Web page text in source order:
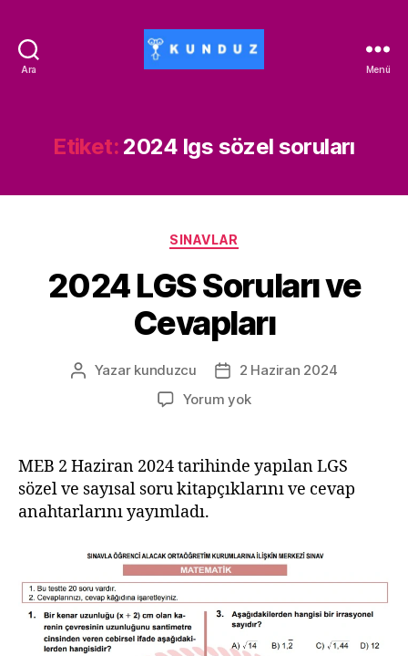
Ara
-
ALİSAN453T-
Menü
Etiket: 2024 lgs sözel soruları
Kategoriler
SINAVLAR
2024 LGS Soruları ve
Cevapları
Yazının
Yazar kunduzcu
Yazı
tarihi
2 Haziran 2024
Yorum yok2024
Cevapları
MEB 2 Haziran 2024 tarihinde yapılan LGS
sözel ve sayısal soru kitapçıklarını ve cevap
anahtarlarını yayımladı.